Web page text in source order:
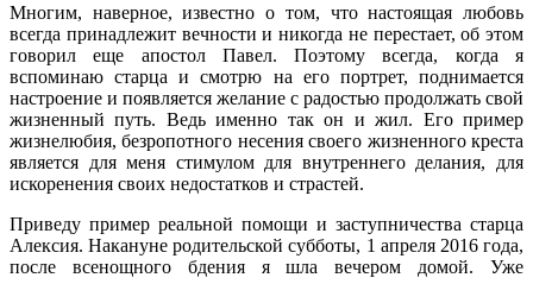
Многим, наверное, известно о том, что настоящая любовь
всегда принадлежит вечности и никогда не перестает, об этом
говорил еще апостол Павел. Поэтому всегда, когда я
вспоминаю старца и смотрю на его портрет, поднимается
настроение и появляется желание с радостью продолжать свой
жизненный путь. Ведь именно так он и жил. Его пример
жизнелюбия, безропотного несения своего жизненного креста
является для меня стимулом для внутреннего делания, для
искоренения своих недостатков и страстей.
Приведу пример реальной помощи и заступничества старца
Алексия. Накануне родительской субботы, 1 апреля 2016 года,
после всенощного бдения я шла вечером домой. Уже